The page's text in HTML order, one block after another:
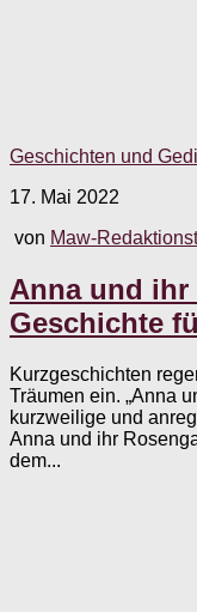
Geschichten und
17. Mai 2022
von Maw-
Anna und ihr
Geschichte
Kurzgeschichten
Träumen ein. „Anna
kurzweilige und
Anna und ihr
dem...